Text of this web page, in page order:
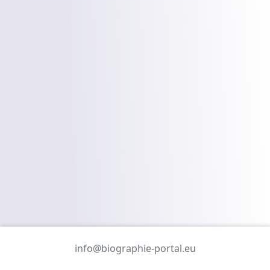
info@biographie-portal.eu